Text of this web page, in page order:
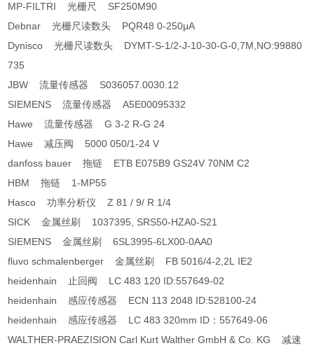
MP-FILTRI 光栅尺 SF250M90
Debnar 光栅尺读数头 PQR48 0-250μA
Dynisco 光栅尺读数头 DYMT-S-1/2-J-10-30-G-0,7M,NO:99880
735
JBW 流量传感器 S036057.0030.12
SIEMENS 流量传感器 A5E00095332
Hawe 流量传感器 G 3-2 R-G 24
Hawe 减压阀 5000 050/1-24 V
danfoss bauer 拖链 ETB E075B9 GS24V 70NM C2
HBM 拖链 1-MP55
Hasco 功率分析仪 Z 81 / 9/ R 1/4
SICK 金属丝刷 1037395, SRS50-HZA0-S21
SIEMENS 金属丝刷 6SL3995-6LX00-0AA0
fluvo schmalenberger 金属丝刷 FB 5016/4-2,2L IE2
heidenhain 止回阀 LC 483 120 ID:557649-02
heidenhain 感应传感器 ECN 113 2048 ID:528100-24
heidenhain 感应传感器 LC 483 320mm ID：557649-06
WALTHER-PRAEZISION Carl Kurt Walther GmbH & Co. KG 减速